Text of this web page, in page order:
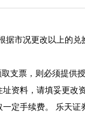
据市况更改以上的兑
支票，则必须提供
资料，请填妥更改
定手续费。 乐天